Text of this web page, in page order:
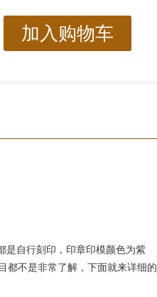
加入购物车
是自行刻印，印章印模颜色为紫
都不是非常了解，下面就来详细的